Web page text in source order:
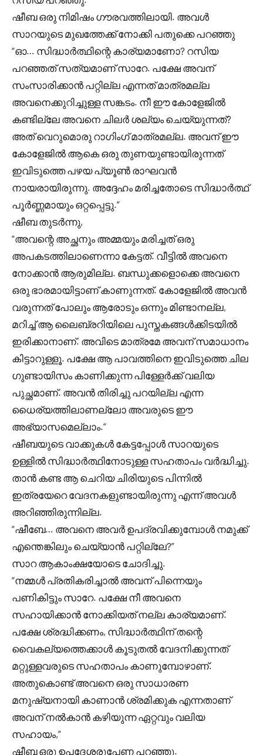
ഷീബ ഒരു നിമിഷം ഗൗരവത്തിലായി. അവൾ
സാറയുടെ മുഖത്തേക്ക് നോക്കി പതുക്കെ പറഞ്ഞു
“ഓ… സിദ്ധാർത്ഥിന്റെ കാര്യമാണോ? റസിയ
പറഞ്ഞത് സത്യമാണ് സാറേ. പക്ഷേ അവന്
സംസാരിക്കാൻ പറ്റില്ല എന്നത് മാത്രമല്ല
അവനെക്കുറിച്ചുള്ള സങ്കടം. നീ ഈ കോളേജിൽ
കണ്ടില്ലേ അവനെ ചിലർ ശല്യം ചെയ്യുന്നത്?
അത് വെറുമൊരു റാഗിംഗ് മാത്രമല്ല. അവന് ഈ
കോളേജിൽ ആകെ ഒരു തുണയുണ്ടായിരുന്നത്
ഇവിടുത്തെ പഴയ പ്യൂൺ രാഘവൻ
നായരായിരുന്നു. അദ്ദേഹം മരിച്ചതോടെ സിദ്ധാർത്ഥ്
പൂർണ്ണമായും ഒറ്റപ്പെട്ടു.”
ഷീബ തുടർന്നു,
“അവന്റെ അച്ഛനും അമ്മയും മരിച്ചത് ഒരു
അപകടത്തിലാണെന്നാ കേട്ടത്. വീട്ടിൽ അവനെ
നോക്കാൻ ആരുമില്ല. ബന്ധുക്കളൊക്കെ അവനെ
ഒരു ഭാരമായിട്ടാണ് കാണുന്നത്. കോളേജിൽ അവൻ
വരുന്നത് പോലും ആരോടും ഒന്നും മിണ്ടാനല്ല,
മറിച്ച് ആ ലൈബ്രറിയിലെ പുസ്തകങ്ങൾക്കിടയിൽ
ഇരിക്കാനാണ്. അവിടെ മാത്രമേ അവന് സമാധാനം
കിട്ടാറുള്ളൂ. പക്ഷേ ആ പാവത്തിനെ ഇവിടുത്തെ ചില
ഗുണ്ടായിസം കാണിക്കുന്ന പിള്ളേർക്ക് വലിയ
പുച്ഛമാണ്. അവൻ തിരിച്ചു പറയില്ല എന്ന
ധൈര്യത്തിലാണല്ലോ അവരുടെ ഈ
അഭ്യാസമെല്ലാം.”
ഷീബയുടെ വാക്കുകൾ കേട്ടപ്പോൾ സാറയുടെ
ഉള്ളിൽ സിദ്ധാർത്ഥിനോടുള്ള സഹതാപം വർദ്ധിച്ചു.
താൻ കണ്ട ആ ചെറിയ ചിരിയുടെ പിന്നിൽ
ഇത്രയേറെ വേദനകളുണ്ടായിരുന്നു എന്ന് അവൾ
അറിഞ്ഞിരുന്നില്ല.
“ഷീബേ… അവനെ അവർ ഉപദ്രവിക്കുമ്പോൾ നമുക്ക്
എന്തെങ്കിലും ചെയ്യാൻ പറ്റില്ലേ?”
സാറ ആകാംക്ഷയോടെ ചോദിച്ചു.
“നമ്മൾ പ്രതികരിച്ചാൽ അവന് പിന്നെയും
പണികിട്ടും സാറേ. പക്ഷേ നീ അവനെ
സഹായിക്കാൻ നോക്കിയത് നല്ല കാര്യമാണ്.
പക്ഷേ ശ്രദ്ധിക്കണം, സിദ്ധാർത്ഥിന് തന്റെ
വൈകല്യത്തെക്കാൾ കൂടുതൽ വേദനിക്കുന്നത്
മറ്റുള്ളവരുടെ സഹതാപം കാണുമ്പോഴാണ്.
അതുകൊണ്ട് അവനെ ഒരു സാധാരണ
മനുഷ്യനായി കാണാൻ ശ്രമിക്കുക എന്നതാണ്
അവന് നൽകാൻ കഴിയുന്ന ഏറ്റവും വലിയ
സഹായം,”
ഷീബ ഒരു ഉപദേശരൂപേണ പറഞ്ഞു.